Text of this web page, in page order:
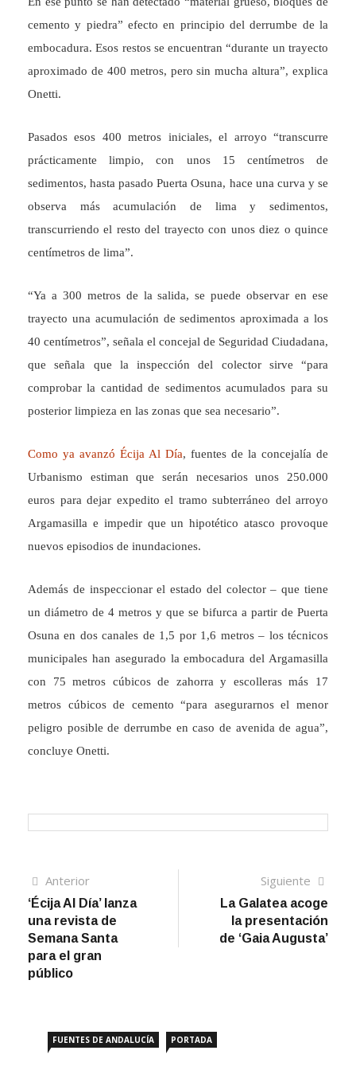
cemento y piedra” efecto en principio del derrumbe de la
embocadura. Esos restos se encuentran “durante un trayecto
aproximado de 400 metros, pero sin mucha altura”, explica
Onetti.
Pasados esos 400 metros iniciales, el arroyo “transcurre
prácticamente limpio, con unos 15 centímetros de
sedimentos, hasta pasado Puerta Osuna, hace una curva y se
observa más acumulación de lima y sedimentos,
transcurriendo el resto del trayecto con unos diez o quince
centímetros de lima”.
“Ya a 300 metros de la salida, se puede observar en ese
trayecto una acumulación de sedimentos aproximada a los
40 centímetros”, señala el concejal de Seguridad Ciudadana,
que señala que la inspección del colector sirve “para
comprobar la cantidad de sedimentos acumulados para su
posterior limpieza en las zonas que sea necesario”.
Como ya avanzó Écija Al Día, fuentes de la concejalía de
Urbanismo estiman que serán necesarios unos 250.000
euros para dejar expedito el tramo subterráneo del arroyo
Argamasilla e impedir que un hipotético atasco provoque
nuevos episodios de inundaciones.
Además de inspeccionar el estado del colector – que tiene
un diámetro de 4 metros y que se bifurca a partir de Puerta
Osuna en dos canales de 1,5 por 1,6 metros – los técnicos
municipales han asegurado la embocadura del Argamasilla
con 75 metros cúbicos de zahorra y escolleras más 17
metros cúbicos de cemento “para asegurarnos el menor
peligro posible de derrumbe en caso de avenida de agua”,
concluye Onetti.
Navegación
de
entradas
AnteriorArtículo
anterior
‘Écija Al Día’ lanza
una revista de
Semana Santa
para el gran
público
Siguiente
La Galatea acoge
la presentación
de ‘Gaia Augusta’
FUENTES DE ANDALUCÍA PORTADA